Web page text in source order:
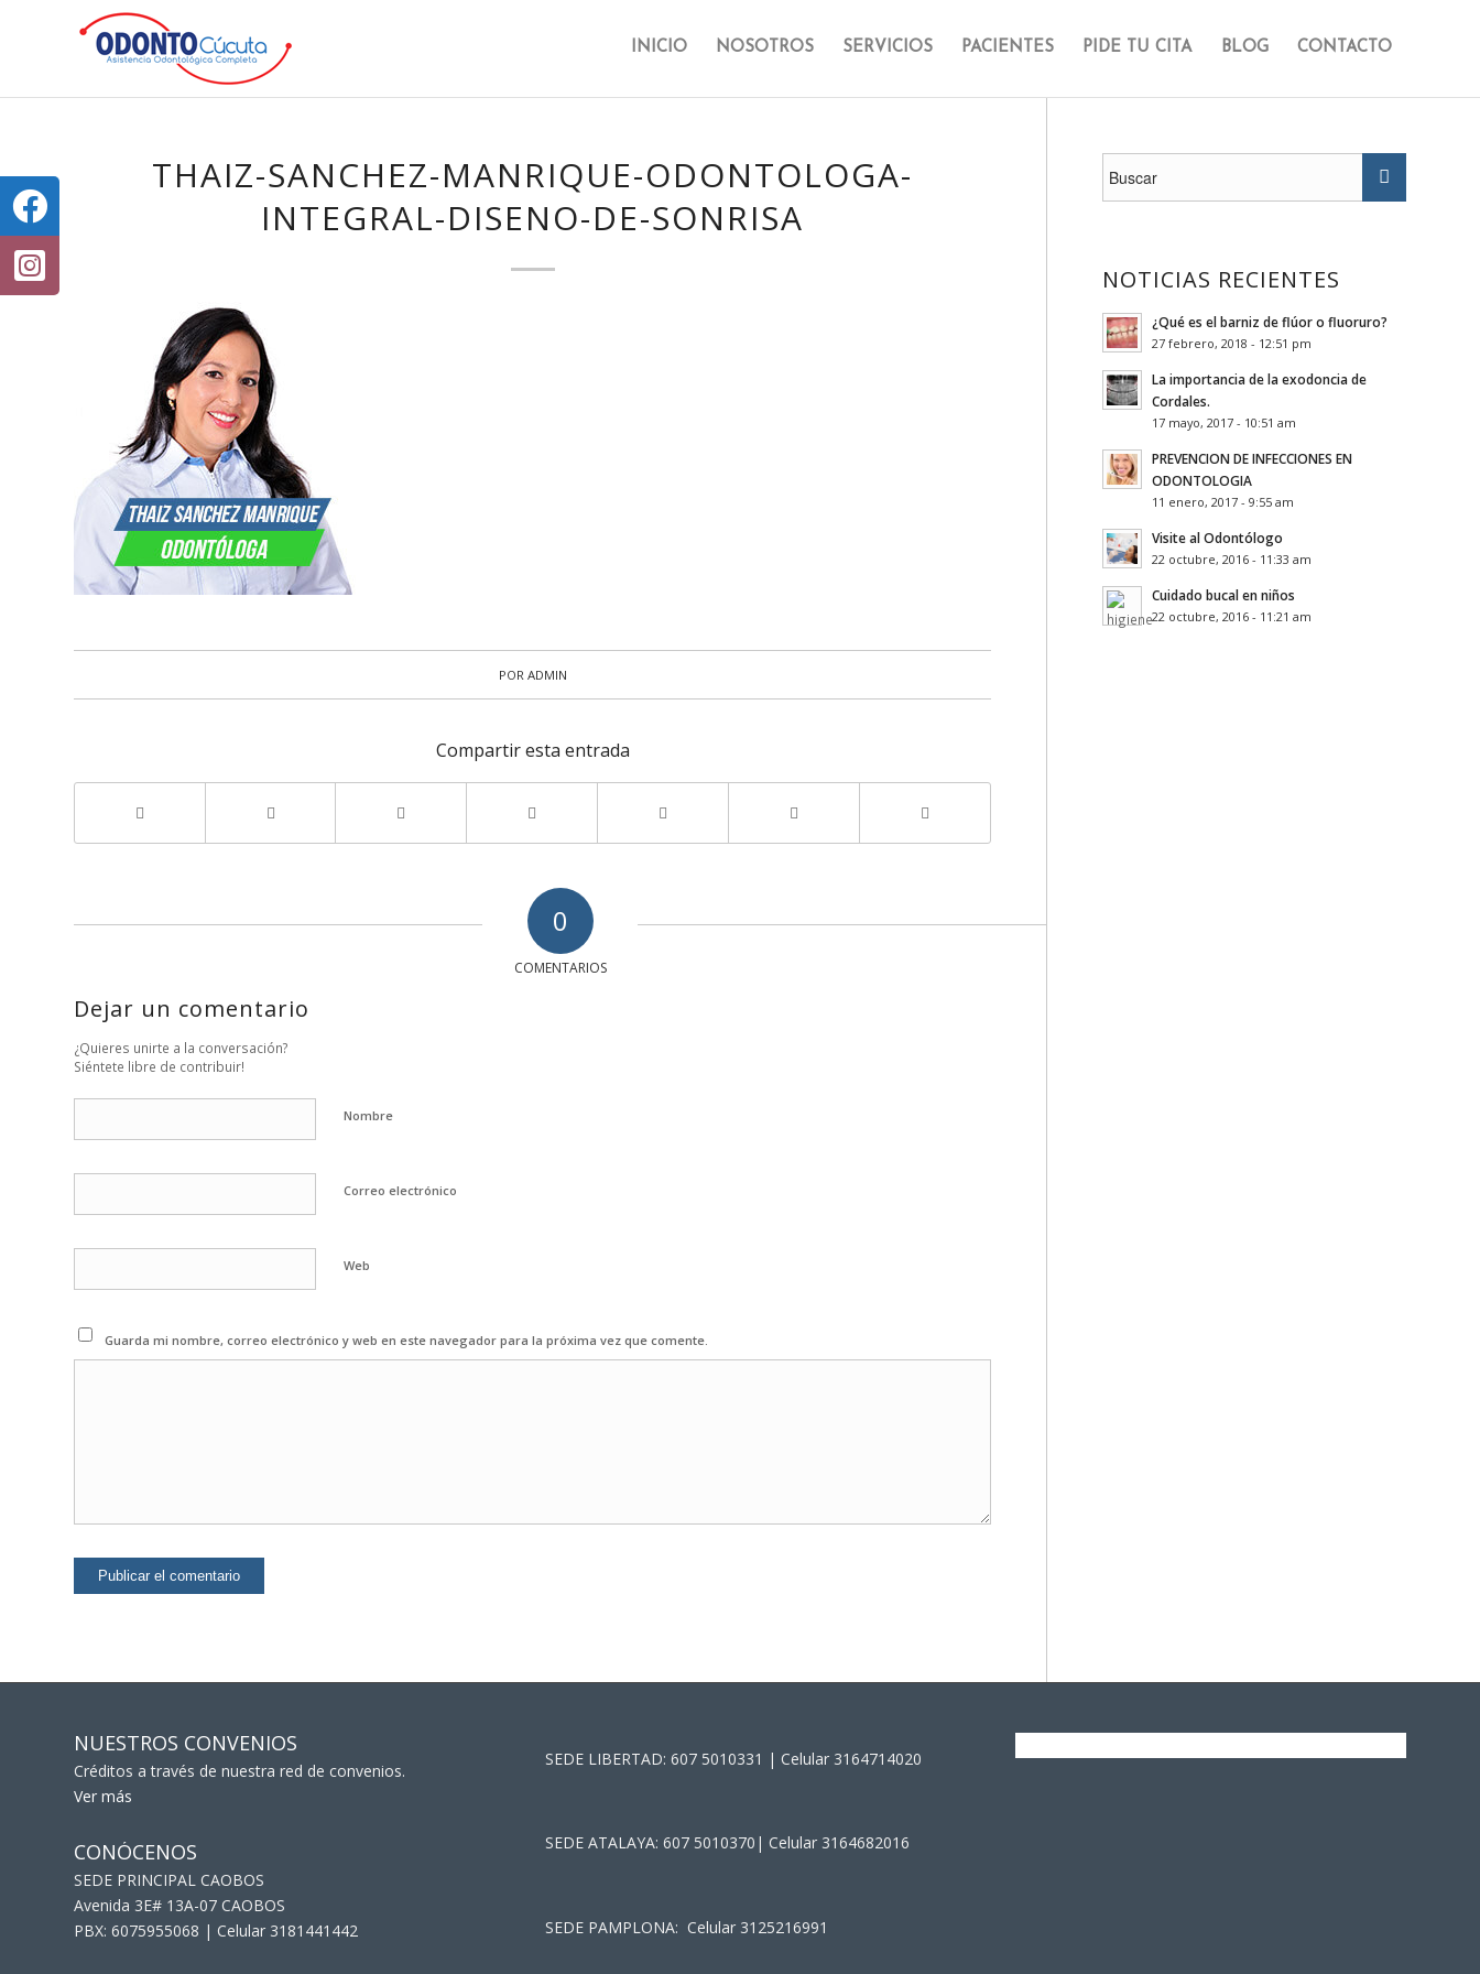
INICIO NOSOTROS SERVICIOS PACIENTES PIDE TU CITA BLOG CONTACTO
THAIZ-SANCHEZ-MANRIQUE-ODONTOLOGA-
INTEGRAL-DISENO-DE-SONRISA
POR ADMIN
Compartir esta entrada
0
COMENTARIOS
Dejar un comentario
¿Quieres unirte a la conversación?
Siéntete libre de contribuir!
Nombre
Correo electrónico
Web
Guarda mi nombre, correo electrónico y web en este navegador para la próxima vez que comente.
NOTICIAS RECIENTES
¿Qué es el barniz de flúor o fluoruro?
27 febrero, 2018 - 12:51 pm
La importancia de la exodoncia de
Cordales.
17 mayo, 2017 - 10:51 am
PREVENCION DE INFECCIONES EN
ODONTOLOGIA
11 enero, 2017 - 9:55 am
Visite al Odontólogo
22 octubre, 2016 - 11:33 am
Cuidado bucal en niños
22 octubre, 2016 - 11:21 am
NUESTROS CONVENIOS
Créditos a través de nuestra red de convenios.
Ver más
CONÓCENOS
SEDE PRINCIPAL CAOBOS
Avenida 3E# 13A-07 CAOBOS
PBX: 6075955068 | Celular 3181441442
SEDE LIBERTAD: 607 5010331 | Celular 3164714020
SEDE ATALAYA: 607 5010370| Celular 3164682016
SEDE PAMPLONA: Celular 3125216991